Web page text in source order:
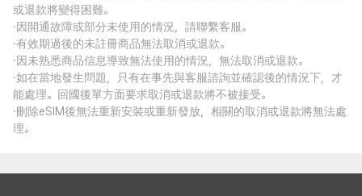
或退款將變得困難。
·因開通故障或部分未使用的情況，請聯繫客服。
·有效期過後的未註冊商品無法取消或退款。
·因未熟悉商品信息導致無法使用的情況，無法取消或退款。
·如在當地發生問題，只有在事先與客服諮詢並確認後的情況下，才
能處理。回國後單方面要求取消或退款將不被接受。
·刪除eSIM後無法重新安裝或重新發放，相關的取消或退款將無法處
理。